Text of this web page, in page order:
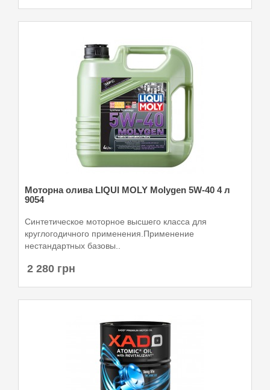
Моторна олива LIQUI MOLY Molygen 5W-40 4 л
9054
Синтетическое моторное высшего класса для
круглогодичного применения.Применение
нестандартных базовы..
2 280 грн